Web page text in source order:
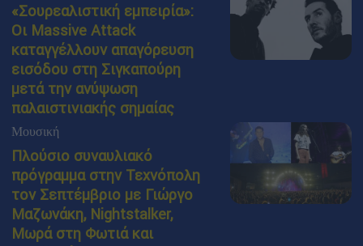
«Σουρεαλιστική εμπειρία»:
Οι Massive Attack
καταγγέλλουν απαγόρευση
εισόδου στη Σιγκαπούρη
μετά την ανύψωση
παλαιστινιακής σημαίας
Μουσική
Πλούσιο συναυλιακό
πρόγραμμα στην Τεχνόπολη
τον Σεπτέμβριο με Γιώργο
Μαζωνάκη, Nightstalker,
Μωρά στη Φωτιά και